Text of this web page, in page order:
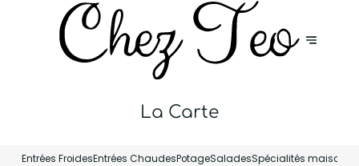
La Carte
Entrées FroidesEntrées ChaudesPotageSaladesSpécialités maison